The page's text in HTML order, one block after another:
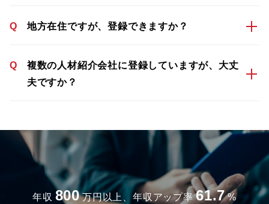
Q 地方在住ですが、登録できますか？
Q
複数の人材紹介会社に登録していますが、大丈
夫ですか？
年収 800 万円以上、年収アップ率 61.7 %